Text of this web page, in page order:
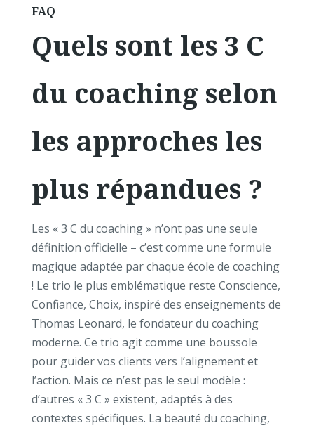
FAQ
Quels sont les 3 C
du coaching selon
les approches les
plus répandues ?
Les « 3 C du coaching » n’ont pas une seule
définition officielle – c’est comme une formule
magique adaptée par chaque école de coaching
! Le trio le plus emblématique reste Conscience,
Confiance, Choix, inspiré des enseignements de
Thomas Leonard, le fondateur du coaching
moderne. Ce trio agit comme une boussole
pour guider vos clients vers l’alignement et
l’action. Mais ce n’est pas le seul modèle :
d’autres « 3 C » existent, adaptés à des
contextes spécifiques. La beauté du coaching,